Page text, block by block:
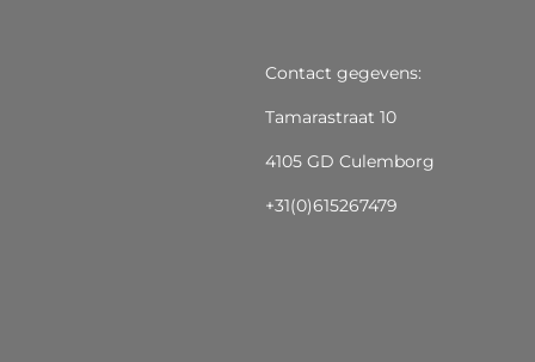
Contact gegevens:
Tamarastraat 10
4105 GD Culemborg
+31(0)615267479